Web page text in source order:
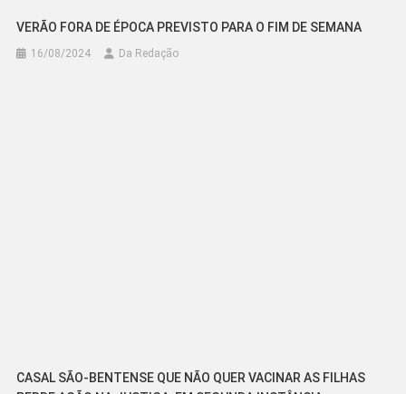
VERÃO FORA DE ÉPOCA PREVISTO PARA O FIM DE SEMANA
16/08/2024 Da Redação
CASAL SÃO-BENTENSE QUE NÃO QUER VACINAR AS FILHAS